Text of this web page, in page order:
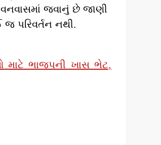
જવાનું છે જાણી
પરિવર્તન નથી.
માટે ભાજપની ખાસ ભેટ,